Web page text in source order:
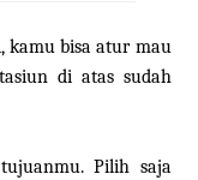
kamu bisa atur mau
di atas sudah
Pilih saja